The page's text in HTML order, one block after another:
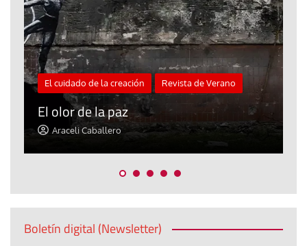
Blog El Evangelio del trabajo
«Mándame ir hacia ti andando sobre el
agua»
Jorge Hernández
Boletín digital (Newsletter)